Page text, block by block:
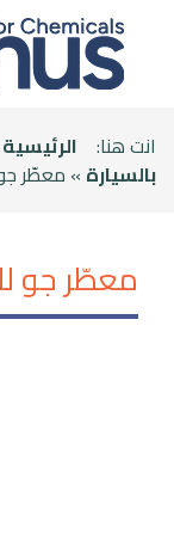
انت هنا: الرئيسية
بالسيارة» معطّر
معطّر جو